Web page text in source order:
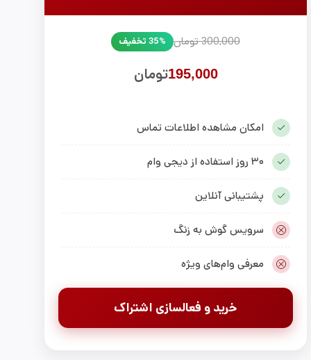
300,000 تومان 35% تخفیف
195,000تومان
امکان مشاهده اطلاعات تماس
۳۰ روز استفاده از دیجی وام
پشتیبانی آنلاین
سرویس گوش به زنگ
معرفی وام‌های ویژه
خرید و فعالسازی اشتراک